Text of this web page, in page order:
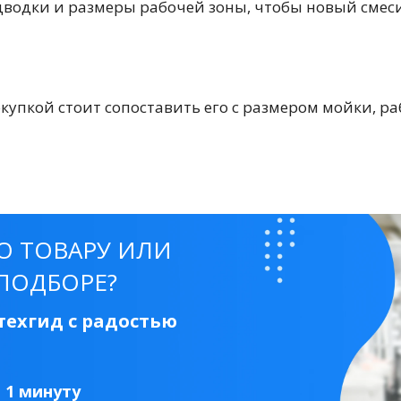
и размеры рабочей зоны, чтобы новый
стоит сопоставить его с размером мойки,
ТОВАРУ ИЛИ
с радостью
1 минуту